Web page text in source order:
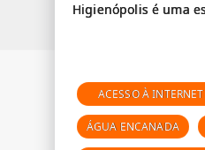
ACESSO À INTERNET
ÁGUA ENCANADA